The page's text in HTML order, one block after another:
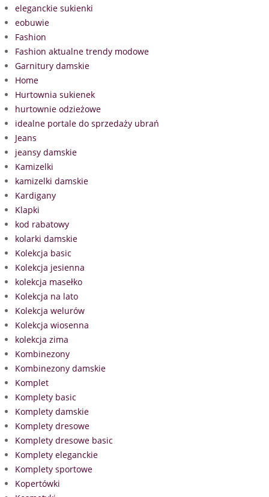
eleganckie sukienki
eobuwie
Fashion
Fashion aktualne trendy modowe
Garnitury damskie
Home
Hurtownia sukienek
hurtownie odzieżowe
idealne portale do sprzedaży ubrań
Jeans
jeansy damskie
Kamizelki
kamizelki damskie
Kardigany
Klapki
kod rabatowy
kolarki damskie
Kolekcja basic
Kolekcja jesienna
kolekcja masełko
Kolekcja na lato
Kolekcja welurów
Kolekcja wiosenna
kolekcja zima
Kombinezony
Kombinezony damskie
Komplet
Komplety basic
Komplety damskie
Komplety dresowe
Komplety dresowe basic
Komplety eleganckie
Komplety sportowe
Kopertówki